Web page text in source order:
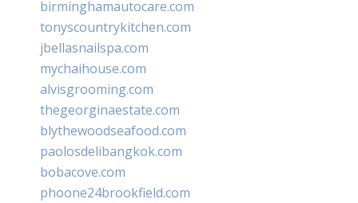
birminghamautocare.com
tonyscountrykitchen.com
jbellasnailspa.com
mychaihouse.com
alvisgrooming.com
thegeorginaestate.com
blythewoodseafood.com
paolosdelibangkok.com
bobacove.com
phoone24brookfield.com